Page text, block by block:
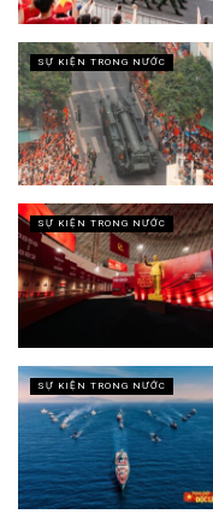
SỰ KIỆN TRONG NƯỚC
SỰ KIỆN TRONG NƯỚC
SỰ KIỆN TRONG NƯỚC